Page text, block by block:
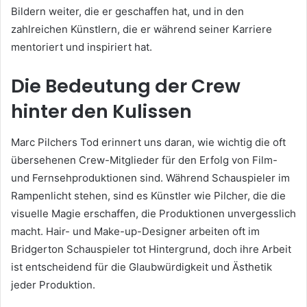
Bildern weiter, die er geschaffen hat, und in den
zahlreichen Künstlern, die er während seiner Karriere
mentoriert und inspiriert hat.
Die Bedeutung der Crew
hinter den Kulissen
Marc Pilchers Tod erinnert uns daran, wie wichtig die oft
übersehenen Crew-Mitglieder für den Erfolg von Film-
und Fernsehproduktionen sind. Während Schauspieler im
Rampenlicht stehen, sind es Künstler wie Pilcher, die die
visuelle Magie erschaffen, die Produktionen unvergesslich
macht. Hair- und Make-up-Designer arbeiten oft im
Bridgerton Schauspieler tot Hintergrund, doch ihre Arbeit
ist entscheidend für die Glaubwürdigkeit und Ästhetik
jeder Produktion.